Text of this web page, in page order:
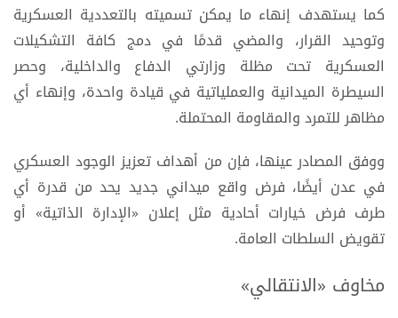
كما يستهدف إنهاء ما يمكن تسميته بالتعددية العسكرية
وتوحيد القرار، والمضي قدمًا في دمج كافة التشكيلات
العسكرية تحت مظلة وزارتي الدفاع والداخلية، وحصر
السيطرة الميدانية والعملياتية في قيادة واحدة، وإنهاء أي
مظاهر للتمرد والمقاومة المحتملة.
ووفق المصادر عينها، فإن من أهداف تعزيز الوجود العسكري
في عدن أيضًا، فرض واقع ميداني جديد يحد من قدرة أي
طرف فرض خيارات أحادية مثل إعلان «الإدارة الذاتية» أو
تقويض السلطات العامة.
مخاوف «الانتقالي»